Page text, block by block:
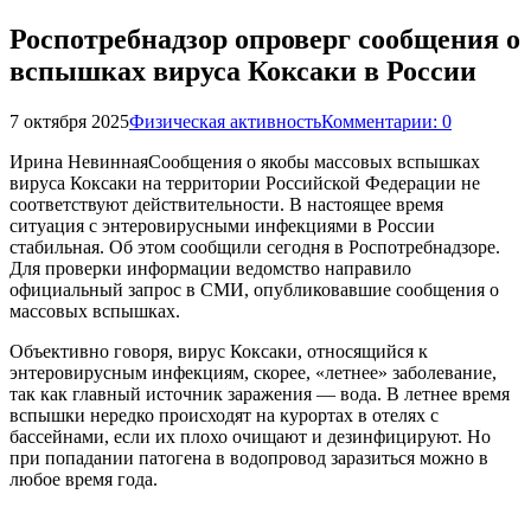
Роспотребнадзор опроверг сообщения о
вспышках вируса Коксаки в России
7 октября 2025Физическая активностьКомментарии: 0
Ирина НевиннаяСообщения о якобы массовых вспышках
вируса Коксаки на территории Российской Федерации не
соответствуют действительности. В настоящее время
ситуация с энтеровирусными инфекциями в России
стабильная. Об этом сообщили сегодня в Роспотребнадзоре.
Для проверки информации ведомство направило
официальный запрос в СМИ, опубликовавшие сообщения о
массовых вспышках.
Объективно говоря, вирус Коксаки, относящийся к
энтеровирусным инфекциям, скорее, «летнее» заболевание,
так как главный источник заражения — вода. В летнее время
вспышки нередко происходят на курортах в отелях с
бассейнами, если их плохо очищают и дезинфицируют. Но
при попадании патогена в водопровод заразиться можно в
любое время года.